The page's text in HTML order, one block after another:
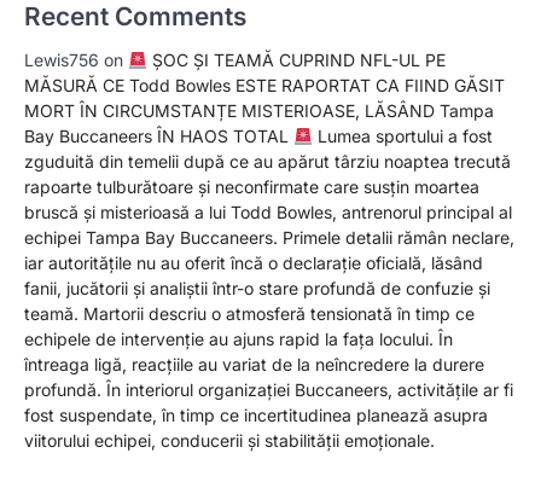
Recent Comments
Lewis756 on
ȘOC ȘI TEAMĂ CUPRIND NFL-UL PE
MĂSURĂ CE Todd Bowles ESTE RAPORTAT CA FIIND GĂSIT
MORT ÎN CIRCUMSTANȚE MISTERIOASE, LĂSÂND Tampa
Bay Buccaneers ÎN HAOS TOTAL
Lumea sportului a fost
zguduită din temelii după ce au apărut târziu noaptea trecută
rapoarte tulburătoare și neconfirmate care susțin moartea
bruscă și misterioasă a lui Todd Bowles, antrenorul principal al
echipei Tampa Bay Buccaneers. Primele detalii rămân neclare,
iar autoritățile nu au oferit încă o declarație oficială, lăsând
fanii, jucătorii și analiștii într-o stare profundă de confuzie și
teamă. Martorii descriu o atmosferă tensionată în timp ce
echipele de intervenție au ajuns rapid la fața locului. În
întreaga ligă, reacțiile au variat de la neîncredere la durere
profundă. În interiorul organizației Buccaneers, activitățile ar fi
fost suspendate, în timp ce incertitudinea planează asupra
viitorului echipei, conducerii și stabilității emoționale.